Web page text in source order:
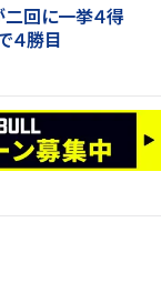
回に一挙４得
４勝目